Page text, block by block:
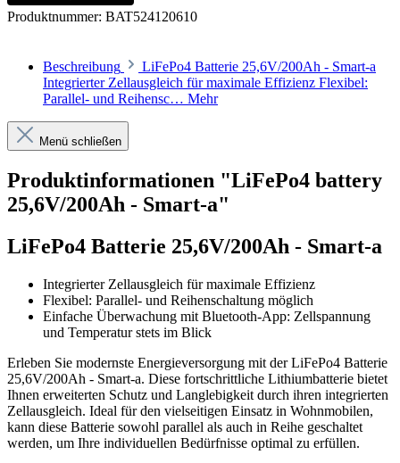
Produktnummer: BAT524120610
Beschreibung
LiFePo4 Batterie 25,6V/200Ah - Smart-a
Integrierter Zellausgleich für maximale Effizienz Flexibel:
Parallel- und Reihensc… Mehr
Menü schließen
Produktinformationen "LiFePo4 battery
25,6V/200Ah - Smart-a"
LiFePo4 Batterie 25,6V/200Ah - Smart-a
Integrierter Zellausgleich für maximale Effizienz
Flexibel: Parallel- und Reihenschaltung möglich
Einfache Überwachung mit Bluetooth-App: Zellspannung
und Temperatur stets im Blick
Erleben Sie modernste Energieversorgung mit der LiFePo4 Batterie
25,6V/200Ah - Smart-a. Diese fortschrittliche Lithiumbatterie bietet
Ihnen erweiterten Schutz und Langlebigkeit durch ihren integrierten
Zellausgleich. Ideal für den vielseitigen Einsatz in Wohnmobilen,
kann diese Batterie sowohl parallel als auch in Reihe geschaltet
werden, um Ihre individuellen Bedürfnisse optimal zu erfüllen.